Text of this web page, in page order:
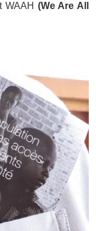
WAAH (We Are All